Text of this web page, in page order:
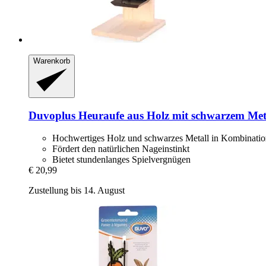
Warenkorb
Duvoplus Heuraufe aus Holz mit schwarzem
Hochwertiges Holz und schwarzes Metall in
Fördert den natürlichen Nageinstinkt
Bietet stundenlanges Spielvergnügen
€ 20,99
Zustellung bis 14. August